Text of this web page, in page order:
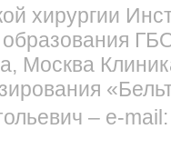
хирургии
образования
Москва
– e-